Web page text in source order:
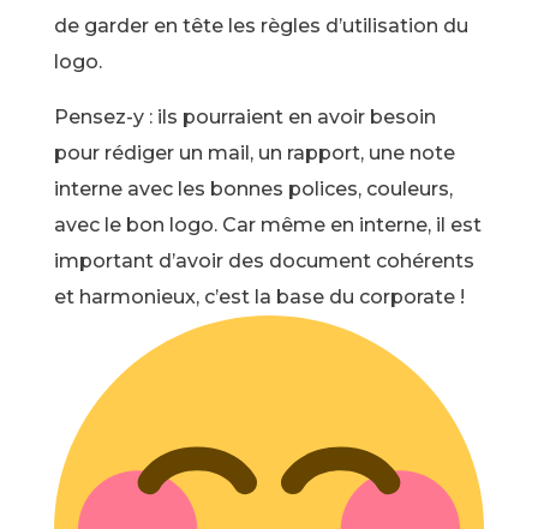
de garder en tête les règles d’utilisation du
logo.
Pensez-y : ils pourraient en avoir besoin
pour rédiger un mail, un rapport, une note
interne avec les bonnes polices, couleurs,
avec le bon logo. Car même en interne, il est
important d’avoir des document cohérents
et harmonieux, c’est la base du corporate !